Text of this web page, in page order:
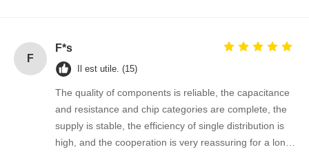
Contrôle De
La Qualité
Contact Nouvelles
Causez
Maintenant
F
F*s
Il est utile. (15)
The quality of components is reliable, the capacitance
and resistance and chip categories are complete, the
supply is stable, the efficiency of single distribution is
high, and the cooperation is very reassuring for a long